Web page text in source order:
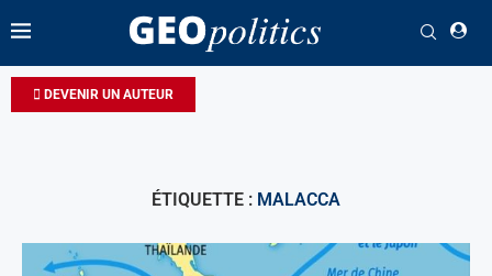
DEVENIR UN AUTEUR
ÉTIQUETTE : MALACCA